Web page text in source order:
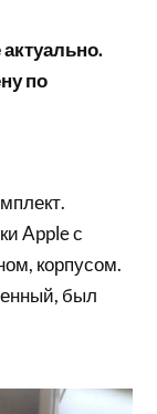
по
Apple с
корпусом.
был